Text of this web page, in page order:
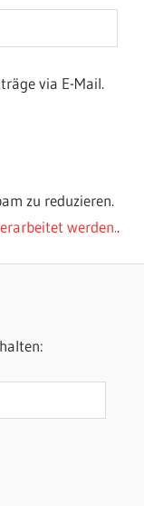
via E-Mail.
zu reduzieren.
werden..